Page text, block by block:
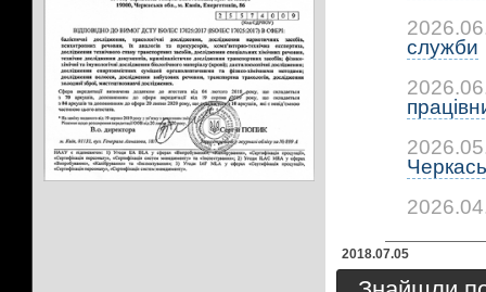
служби
2018.07.05